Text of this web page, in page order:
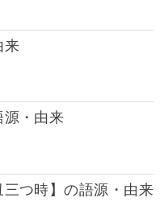
来
源・由来
つ時】の語源・由来